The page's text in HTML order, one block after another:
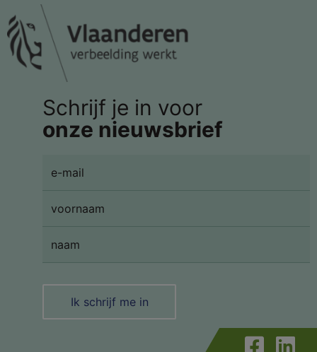
Schrijf je in voor
onze nieuwsbrief
Ik schrijf me in